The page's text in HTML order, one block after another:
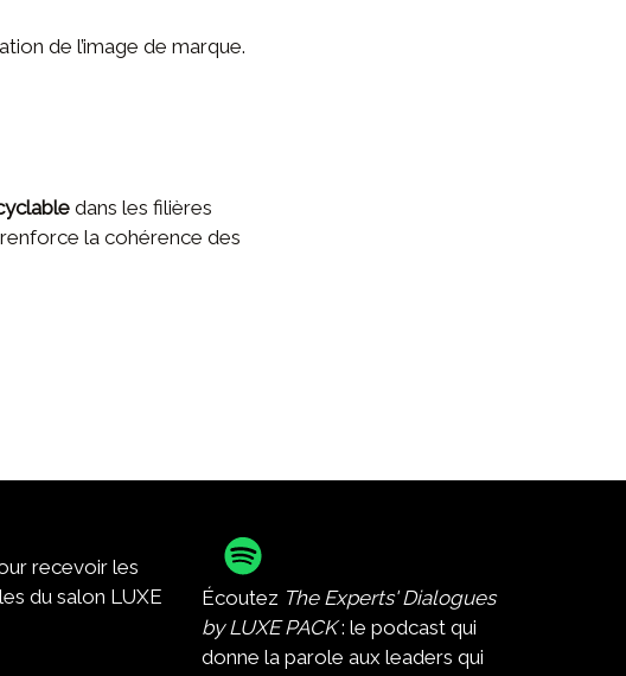
de l’image de marque.
dans les filières
la cohérence des
recevoir les
du salon LUXE
Écoutez The Experts' Dialogues
by LUXE PACK: le podcast qui
donne la parole aux leaders qui